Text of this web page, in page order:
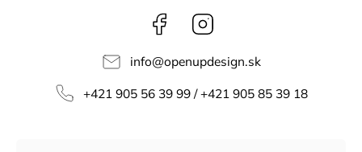
Facebook
info@openupdesign.sk
+421 905 56 39 99 / +421 905 85 39 18